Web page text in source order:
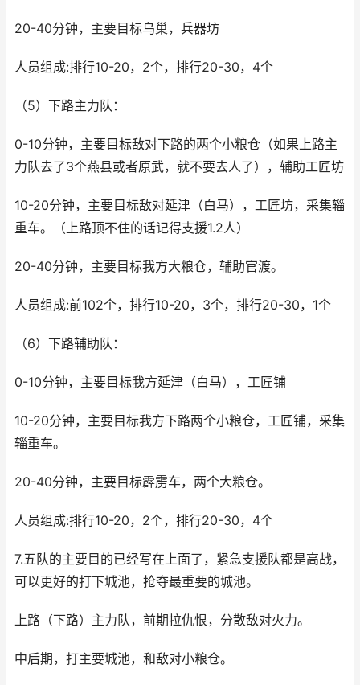
20-40分钟，主要目标乌巢，兵器坊
人员组成:排行10-20，2个，排行20-30，4个
（5）下路主力队：
0-10分钟，主要目标敌对下路的两个小粮仓（如果上路主
力队去了3个燕县或者原武，就不要去人了），辅助工匠坊
10-20分钟，主要目标敌对延津（白马），工匠坊，采集辎
重车。（上路顶不住的话记得支援1.2人）
20-40分钟，主要目标我方大粮仓，辅助官渡。
人员组成:前102个，排行10-20，3个，排行20-30，1个
（6）下路辅助队：
0-10分钟，主要目标我方延津（白马），工匠铺
10-20分钟，主要目标我方下路两个小粮仓，工匠铺，采集
辎重车。
20-40分钟，主要目标霹雳车，两个大粮仓。
人员组成:排行10-20，2个，排行20-30，4个
7.五队的主要目的已经写在上面了，紧急支援队都是高战，
可以更好的打下城池，抢夺最重要的城池。
上路（下路）主力队，前期拉仇恨，分散敌对火力。
中后期，打主要城池，和敌对小粮仓。